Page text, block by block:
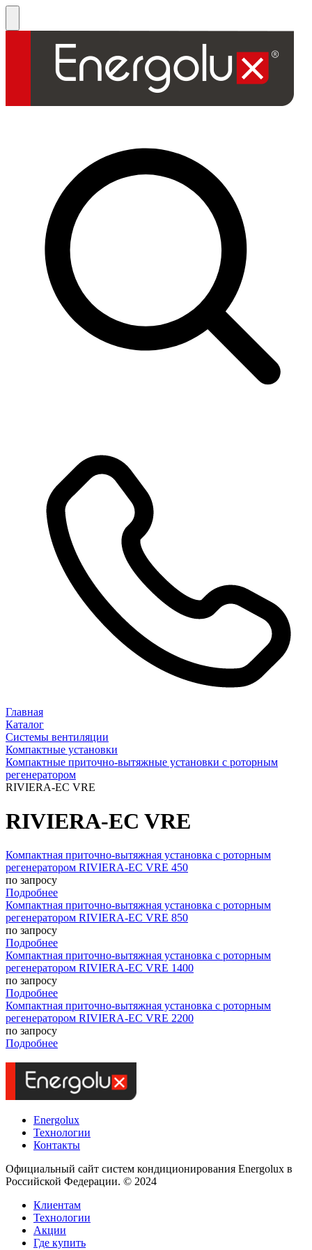
Главная
Каталог
Системы вентиляции
Компактные установки
Компактные приточно-вытяжные установки с роторным
регенератором
RIVIERA-EC VRE
RIVIERA-EC VRE
Компактная приточно-вытяжная установка с роторным
регенератором RIVIERA-EC VRE 450
по запросу
Подробнее
Компактная приточно-вытяжная установка с роторным
регенератором RIVIERA-EC VRE 850
по запросу
Подробнее
Компактная приточно-вытяжная установка с роторным
регенератором RIVIERA-EC VRE 1400
по запросу
Подробнее
Компактная приточно-вытяжная установка с роторным
регенератором RIVIERA-EC VRE 2200
по запросу
Подробнее
Energolux
Технологии
Контакты
Официальный сайт систем кондиционирования Energolux в
Российской Федерации. © 2024
Клиентам
Технологии
Акции
Где купить